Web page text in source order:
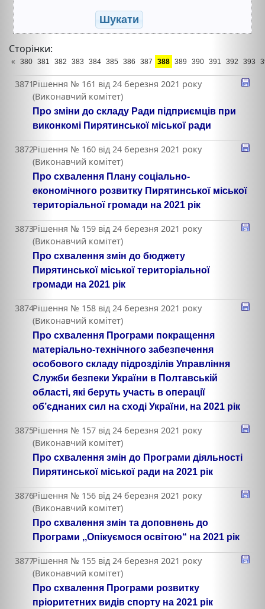
Шукати
Сторінки:
« 380 381 382 383 384 385 386 387 388 389 390 391 392 393
3871Рішення № 161 від 24 березня 2021 року
(Виконавчий комітет)
Про зміни до складу Ради підприємців при
виконкомі Пирятинської міської ради
3872Рішення № 160 від 24 березня 2021 року
(Виконавчий комітет)
Про схвалення Плану соціально-
економічного розвитку Пирятинської міської
територіальної громади на 2021 рік
3873Рішення № 159 від 24 березня 2021 року
(Виконавчий комітет)
Про схвалення змін до бюджету
Пирятинської міської територіальної
громади на 2021 рік
3874Рішення № 158 від 24 березня 2021 року
(Виконавчий комітет)
Про схвалення Програми покращення
матеріально-технічного забезпечення
особового складу підрозділів Управління
Служби безпеки України в Полтавській
області, які беруть участь в операції
об’єднаних сил на сході України, на 2021 рік
3875Рішення № 157 від 24 березня 2021 року
(Виконавчий комітет)
Про схвалення змін до Програми діяльності
Пирятинської міської ради на 2021 рік
3876Рішення № 156 від 24 березня 2021 року
(Виконавчий комітет)
Про схвалення змін та доповнень до
Програми ,,Опікуємося освітою“ на 2021 рік
3877Рішення № 155 від 24 березня 2021 року
(Виконавчий комітет)
Про схвалення Програми розвитку
пріоритетних видів спорту на 2021 рік